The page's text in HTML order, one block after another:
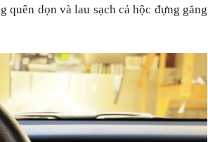
dọn và lau sạch cả hộc đựng găng